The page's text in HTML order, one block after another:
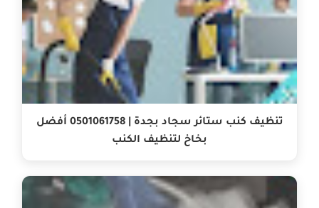
تنظيف كنب ستائر سجاد بجدة | 0501061758 أفضل
بخاخ لتنظيف الكنب